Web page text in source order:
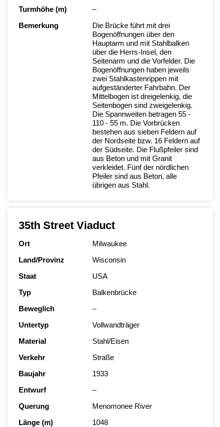
Turmhöhe (m)
–
Bemerkung
Die Brücke führt mit drei
Bogenöffnungen über den
Hauptarm und mit Stahlbalken
über die Herrs-Insel, den
Seitenarm und die Vorfelder. Die
Bogenöffnungen haben jeweils
zwei Stahlkastenrippen mit
aufgeständerter Fahrbahn. Der
Mittelbogen ist dreigelenkig, die
Seitenbogen sind zweigelenkig.
Die Spannweiten betragen 55 -
110 - 55 m. Die Vorbrücken
bestehen aus sieben Feldern auf
der Nordseite bzw. 16 Feldern auf
der Südseite. Die Flußpfeiler sind
aus Beton und mit Granit
verkleidet. Fünf der nördlichen
Pfeiler sind aus Beton, alle
übrigen aus Stahl.
35th Street Viaduct
Ort
Milwaukee
Land/Provinz
Wisconsin
Staat
USA
Typ
Balkenbrücke
Beweglich
–
Untertyp
Vollwandträger
Material
Stahl/Eisen
Verkehr
Straße
Baujahr
1933
Entwurf
–
Querung
Menomonee River
Länge (m)
1048